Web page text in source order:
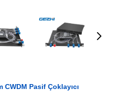
CWDM Pasif Çoklayıcı